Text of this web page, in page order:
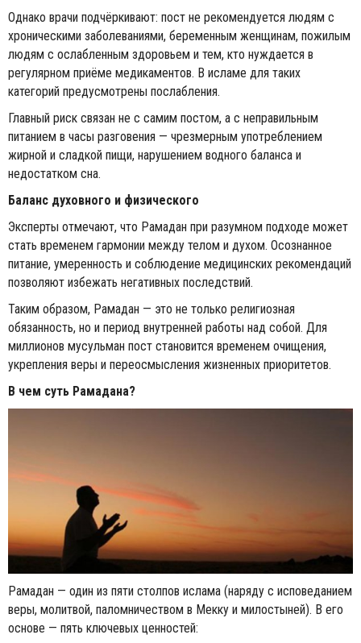
Однако врачи подчёркивают: пост не рекомендуется людям с
хроническими заболеваниями, беременным женщинам, пожилым
людям с ослабленным здоровьем и тем, кто нуждается в
регулярном приёме медикаментов. В исламе для таких
категорий предусмотрены послабления.
Главный риск связан не с самим постом, а с неправильным
питанием в часы разговения — чрезмерным употреблением
жирной и сладкой пищи, нарушением водного баланса и
недостатком сна.
Баланс духовного и физического
Эксперты отмечают, что Рамадан при разумном подходе может
стать временем гармонии между телом и духом. Осознанное
питание, умеренность и соблюдение медицинских рекомендаций
позволяют избежать негативных последствий.
Таким образом, Рамадан — это не только религиозная
обязанность, но и период внутренней работы над собой. Для
миллионов мусульман пост становится временем очищения,
укрепления веры и переосмысления жизненных приоритетов.
В чем суть Рамадана?
Рамадан — один из пяти столпов ислама (наряду с исповеданием
веры, молитвой, паломничеством в Мекку и милостыней). В его
основе — пять ключевых ценностей: